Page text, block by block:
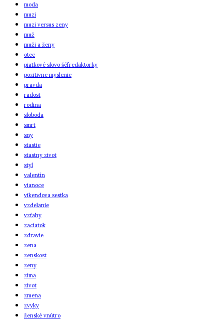
moda
muzi
muzi versus zeny
muž
muži a ženy
otec
piatkové slovo šéfredaktorky
pozitivne myslenie
pravda
radost
rodina
sloboda
smrt
sny
stastie
stastny zivot
styl
valentín
vianoce
vikendova sestka
vzdelanie
vzťahy
zaciatok
zdravie
zena
zenskost
zeny
zima
zivot
zmena
zvyky
ženské vnútro